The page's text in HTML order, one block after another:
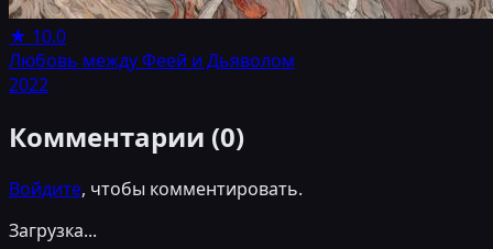
★ 10.0
Любовь между Феей и Дьяволом
2022
Комментарии (0)
Войдите, чтобы комментировать.
Загрузка...